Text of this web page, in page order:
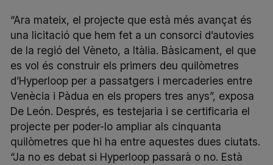
“Ara mateix, el projecte que està més avançat és
una licitació que hem fet a un consorci d’autovies
de la regió del Vèneto, a Itàlia. Bàsicament, el que
es vol és construir els primers deu quilòmetres
d’Hyperloop per a passatgers i mercaderies entre
Venècia i Pàdua en els propers tres anys”, exposa
De León. Després, es testejaria i se certificaria el
projecte per poder-lo ampliar als cinquanta
quilòmetres que hi ha entre aquestes dues ciutats.
“Ja no es debat si Hyperloop passarà o no. Està